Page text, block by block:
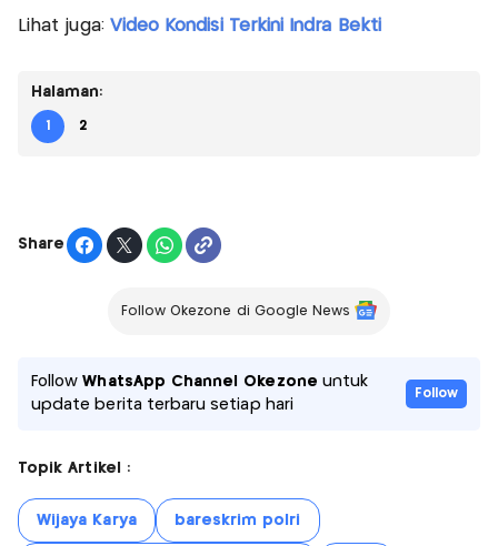
Lihat juga: Video Kondisi Terkini Indra Bekti
Halaman:
1 2
Share
Follow Okezone di Google News
FollowWhatsApp Channel Okezone untuk
update berita terbaru setiap hari
Follow
Topik Artikel :
Wijaya Karya bareskrim polri